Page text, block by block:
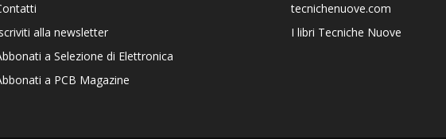
alla newsletter
a Selezione di Elettronica
a PCB Magazine
tecnichenuove.com
I libri Tecniche Nuove